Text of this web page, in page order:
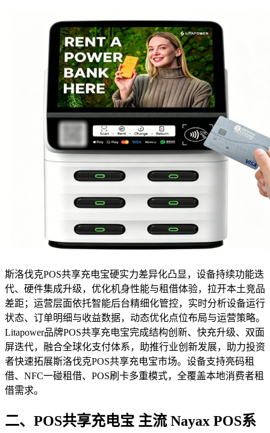
斯洛伐克POS共享充电宝硬实力差异化凸显，设备持续功能迭
代、硬件集成升级，优化机身性能与租借体验，拉开本土竞品
差距；运营层面依托智能后台精细化管控，实时分析设备运行
状态、订单明细与收益数据，动态优化点位布局与运营策略。
Litapower品牌POS共享充电宝完成结构创新、快充升级、双面
屏迭代，融合全球化支付体系，助推行业创新发展，助力投资
者快速拓展斯洛伐克POS共享充电宝市场。设备支持亮码租
借、NFC一碰租借、POS刷卡多重模式，全覆盖本地消费者租
借需求。
二、POS共享充电宝 主流 Nayax POS系